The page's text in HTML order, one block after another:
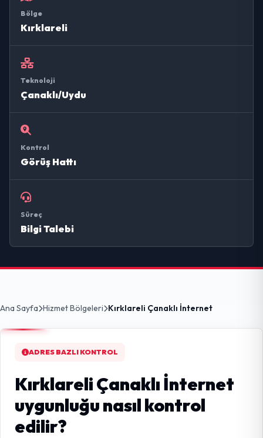
Bölge
Kırklareli
Teknoloji
Çanaklı/Uydu
Kontrol
Görüş Hattı
Süreç
Bilgi Talebi
Ana Sayfa Hizmet Bölgeleri Kırklareli Çanaklı İnternet
ADRES BAZLI KONTROL
Kırklareli Çanaklı İnternet
uygunluğu nasıl kontrol
edilir?